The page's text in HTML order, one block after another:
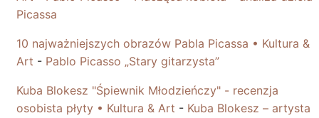
Picassa
10 najważniejszych obrazów Pabla Picassa • Kultura &
Art - Pablo Picasso „Stary gitarzysta”
Kuba Blokesz "Śpiewnik Młodzieńczy" - recenzja
osobista płyty • Kultura & Art - Kuba Blokesz – artysta